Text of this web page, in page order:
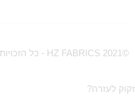
©HZ FABRICS 2021 - כל הזכויות שמורות | Powered by Zets-Tech
זקוק לעזרה?